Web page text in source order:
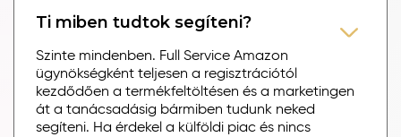
Ti miben tudtok segíteni?
Szinte mindenben. Full Service Amazon
ügynökségként teljesen a regisztrációtól
kezdődően a termékfeltöltésen és a marketingen
át a tanácsadásig bármiben tudunk neked
segíteni. Ha érdekel a külföldi piac és nincs